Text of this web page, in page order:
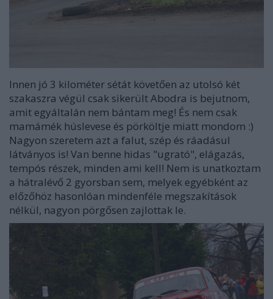
Innen jó 3 kilométer sétát követően az utolsó két
szakaszra végül csak sikerült Abodra is bejutnom,
amit egyáltalán nem bántam meg! És nem csak
mamámék húslevese és pörköltje miatt mondom :)
Nagyon szeretem azt a falut, szép és ráadásul
látványos is! Van benne hidas "ugrató", elágazás,
tempós részek, minden ami kell! Nem is unatkoztam
a hátralévő 2 gyorsban sem, melyek egyébként az
előzőhöz hasonlóan mindenféle megszakítások
nélkül, nagyon pörgősen zajlottak le.